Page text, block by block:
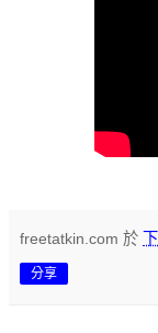
freetatkin.com 於
分享